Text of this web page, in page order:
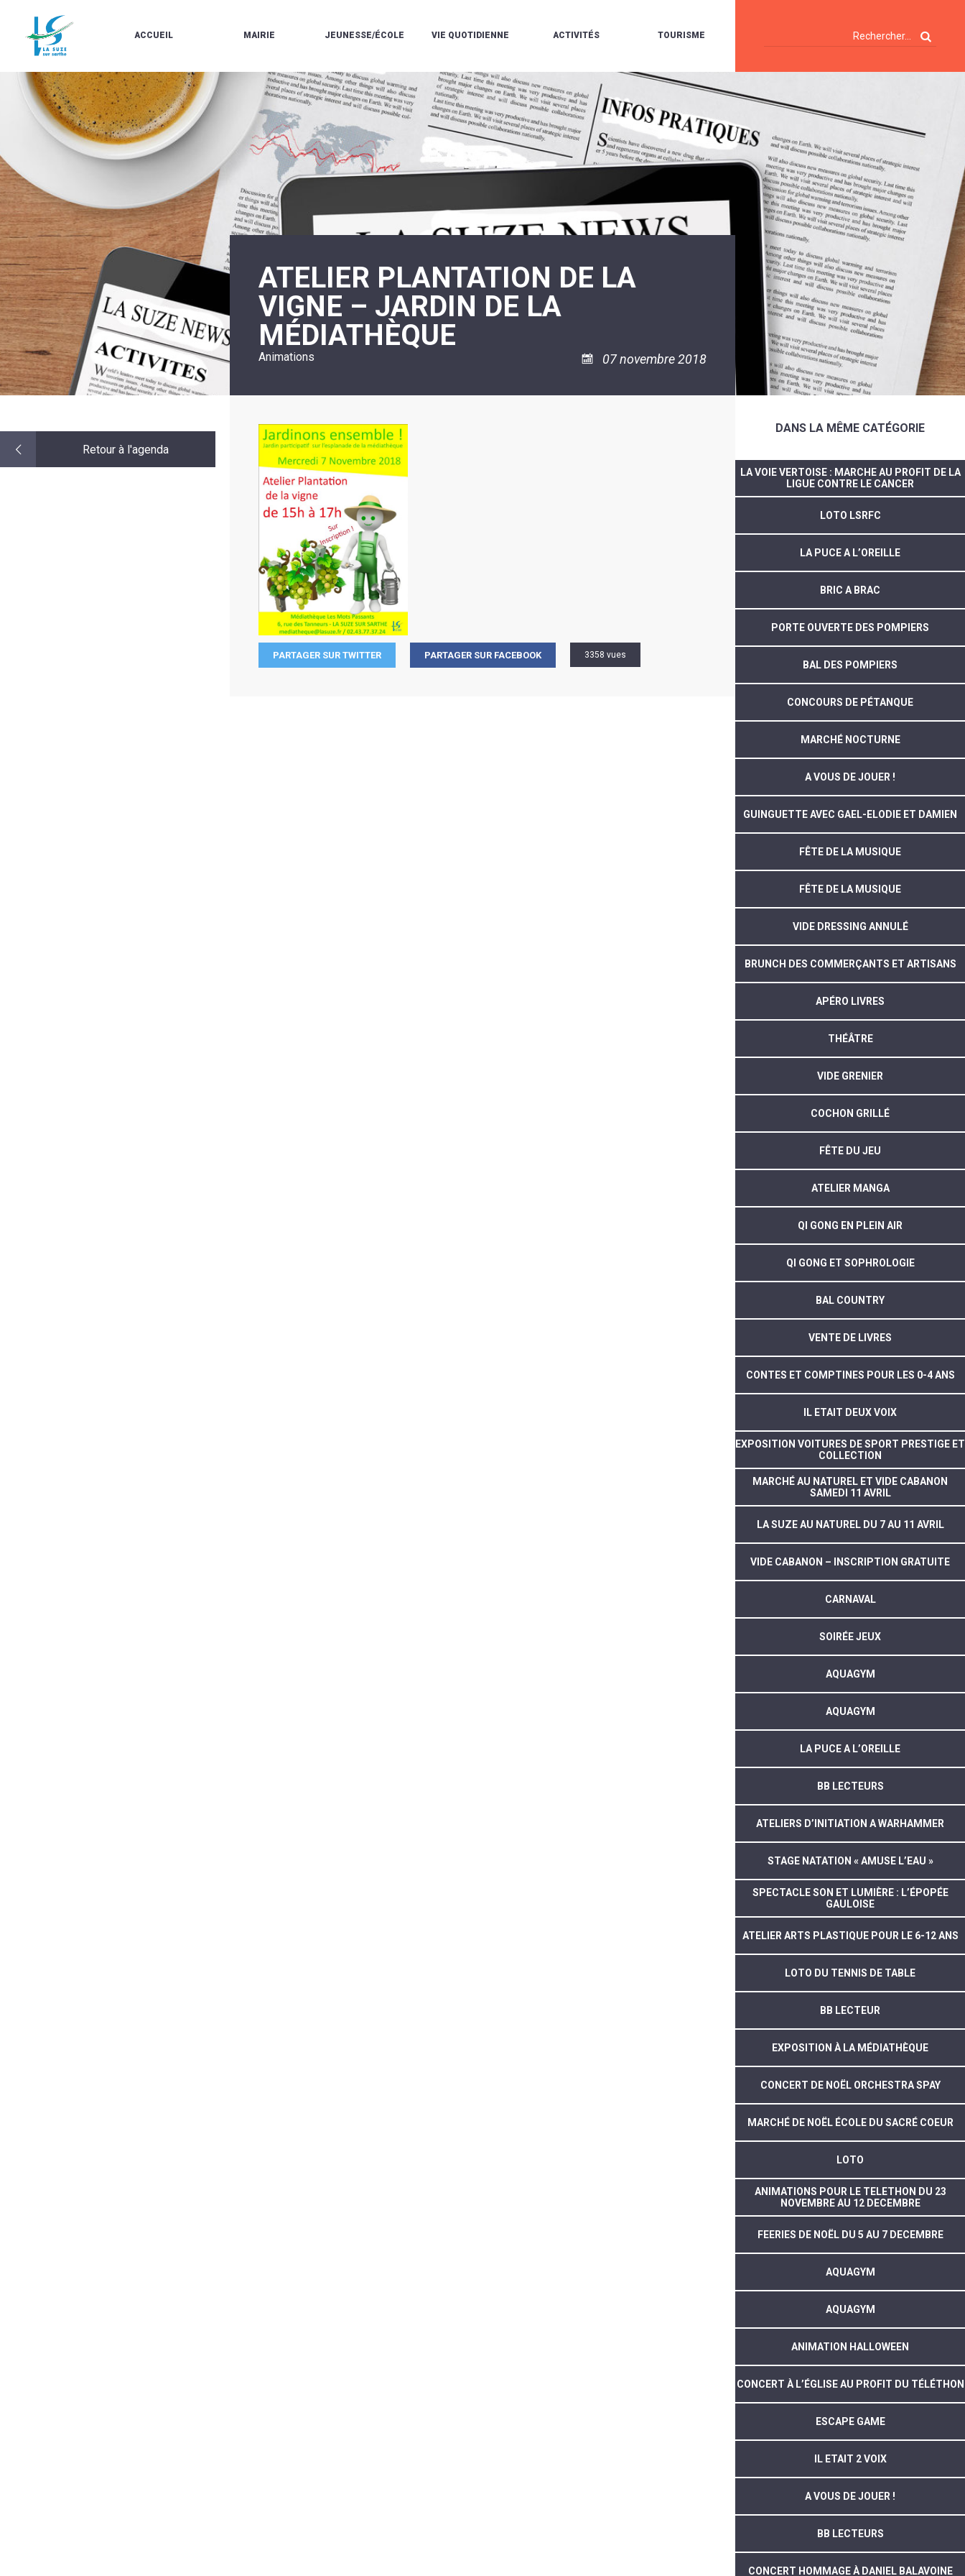
ACCUEIL
LE
MARCHÉ
À
PROPOS
DE
LA
SUZE
BULLETINS
LA
SUZE
AU
DÉBUT
SIÈCLE
MAIRIE
LES
ÉLUS
HORAIRES
URBANISME/PLU
LIGNE
CARTES
D'IDENTITÉ-
PASSEPORTS
RÉUNIONS
CONSEIL
MUNICIPAL
DÉCISIONS
MAIRE
LE
MOT
LA
JEUNESSE/ÉCOLE
L'ACCUEIL
DE
LOISIRS
PÉRISCOLAIRE
/
LES
MERCREDIS
RÉCRÉATIFS
LE
ÉCOLES
LE
JEUNES
ANS
ASSOCIATION
LA
VIE QUOTIDIENNE
ESPACE
VIE
SOCIALE
QUELQUES
RÈGLES
VIE
ENVIRONNEMENT
L'ASSAINISSEMENT
RÉSIDENCE
CCAS
LA
POLICE
MUNICIPALE
RISQUES
ACTIVITÉS
LA
MÉDIATHÈQUE
L'ÉCOLE
COMMUNAUTAIRE
DE
MUSIQUE
L'ÉCOLE
COMMUNAUTAIRE
DE
PISCINE
ASSOCIATIONS
TOURISME
LA
VISITES
ET
DÉCOUVERTES
LES
RANDONNÉES
CAMPING
CAMPING-
TENTES
ET
VENIR
Retour à l'agenda
ATELIER PLANTATION DE LA
VIGNE – JARDIN DE LA
MÉDIATHÈQUE
Animations 07 novembre 2018
PARTAGER SUR TWITTER PARTAGER SUR FACEBOOK 3358 vues
DANS LA MÊME CATÉGORIE
LA VOIE VERTOISE : MARCHE AU PROFIT DE LA
LIGUE CONTRE LE CANCER
LOTO LSRFC
LA PUCE A L’OREILLE
BRIC A BRAC
PORTE OUVERTE DES POMPIERS
BAL DES POMPIERS
CONCOURS DE PÉTANQUE
MARCHÉ NOCTURNE
A VOUS DE JOUER !
GUINGUETTE AVEC GAEL-ELODIE ET DAMIEN
FÊTE DE LA MUSIQUE
FÊTE DE LA MUSIQUE
VIDE DRESSING ANNULÉ
BRUNCH DES COMMERÇANTS ET ARTISANS
APÉRO LIVRES
THÉÂTRE
VIDE GRENIER
COCHON GRILLÉ
FÊTE DU JEU
ATELIER MANGA
QI GONG EN PLEIN AIR
QI GONG ET SOPHROLOGIE
BAL COUNTRY
VENTE DE LIVRES
CONTES ET COMPTINES POUR LES 0-4 ANS
IL ETAIT DEUX VOIX
EXPOSITION VOITURES DE SPORT PRESTIGE ET
COLLECTION
MARCHÉ AU NATUREL ET VIDE CABANON
SAMEDI 11 AVRIL
LA SUZE AU NATUREL DU 7 AU 11 AVRIL
VIDE CABANON – INSCRIPTION GRATUITE
CARNAVAL
SOIRÉE JEUX
AQUAGYM
AQUAGYM
LA PUCE A L’OREILLE
BB LECTEURS
ATELIERS D’INITIATION A WARHAMMER
STAGE NATATION « AMUSE L’EAU »
SPECTACLE SON ET LUMIÈRE : L’ÉPOPÉE
GAULOISE
ATELIER ARTS PLASTIQUE POUR LE 6-12 ANS
LOTO DU TENNIS DE TABLE
BB LECTEUR
EXPOSITION À LA MÉDIATHÈQUE
CONCERT DE NOËL ORCHESTRA SPAY
MARCHÉ DE NOËL ÉCOLE DU SACRÉ COEUR
LOTO
ANIMATIONS POUR LE TELETHON DU 23
NOVEMBRE AU 12 DECEMBRE
FEERIES DE NOËL DU 5 AU 7 DECEMBRE
AQUAGYM
AQUAGYM
ANIMATION HALLOWEEN
CONCERT À L’ÉGLISE AU PROFIT DU TÉLÉTHON
ESCAPE GAME
IL ETAIT 2 VOIX
A VOUS DE JOUER !
BB LECTEURS
CONCERT HOMMAGE À DANIEL BALAVOINE